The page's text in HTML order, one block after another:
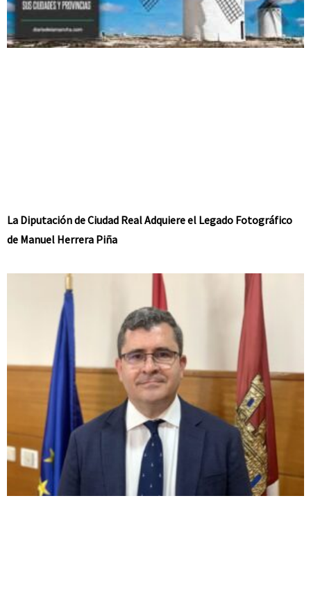
La Diputación de Ciudad Real Adquiere el Legado Fotográfico
de Manuel Herrera Piña